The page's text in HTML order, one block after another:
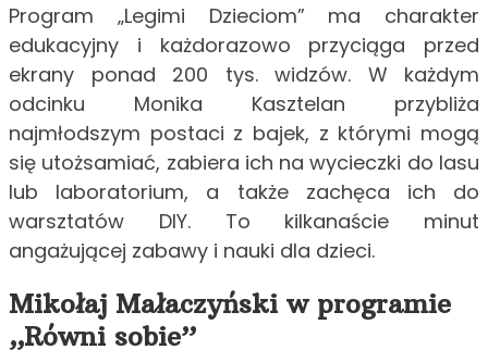
Program „Legimi Dzieciom” ma charakter
edukacyjny i każdorazowo przyciąga przed
ekrany ponad 200 tys. widzów. W każdym
odcinku Monika Kasztelan przybliża
najmłodszym postaci z bajek, z którymi mogą
się utożsamiać, zabiera ich na wycieczki do lasu
lub laboratorium, a także zachęca ich do
warsztatów DIY. To kilkanaście minut
angażującej zabawy i nauki dla dzieci.
Mikołaj Małaczyński w programie
„Równi sobie”